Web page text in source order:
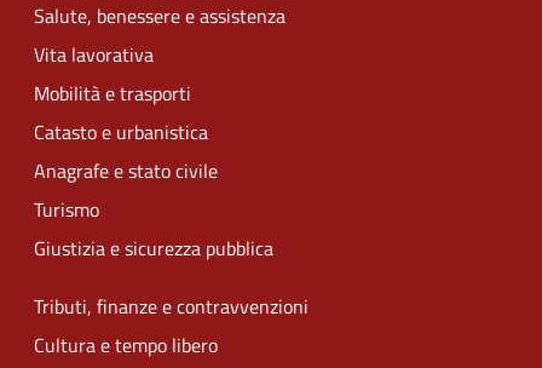
Salute, benessere e assistenza
Vita lavorativa
Mobilità e trasporti
Catasto e urbanistica
Anagrafe e stato civile
Turismo
Giustizia e sicurezza pubblica
Tributi, finanze e contravvenzioni
Cultura e tempo libero